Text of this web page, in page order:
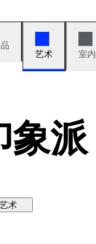
艺术
室内
象派
术